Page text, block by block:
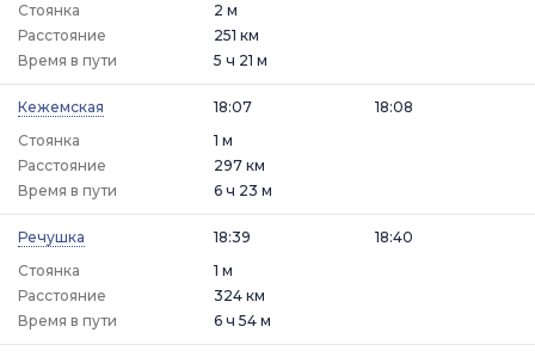
Стоянка
2 м
Расстояние
251 км
Время в пути
5 ч 21 м
Кежемская
18:07
Стоянка
1 м
18:08
Расстояние
297 км
Время в пути
6 ч 23 м
Речушка
18:39
Стоянка
1 м
18:40
Расстояние
324 км
Время в пути
6 ч 54 м